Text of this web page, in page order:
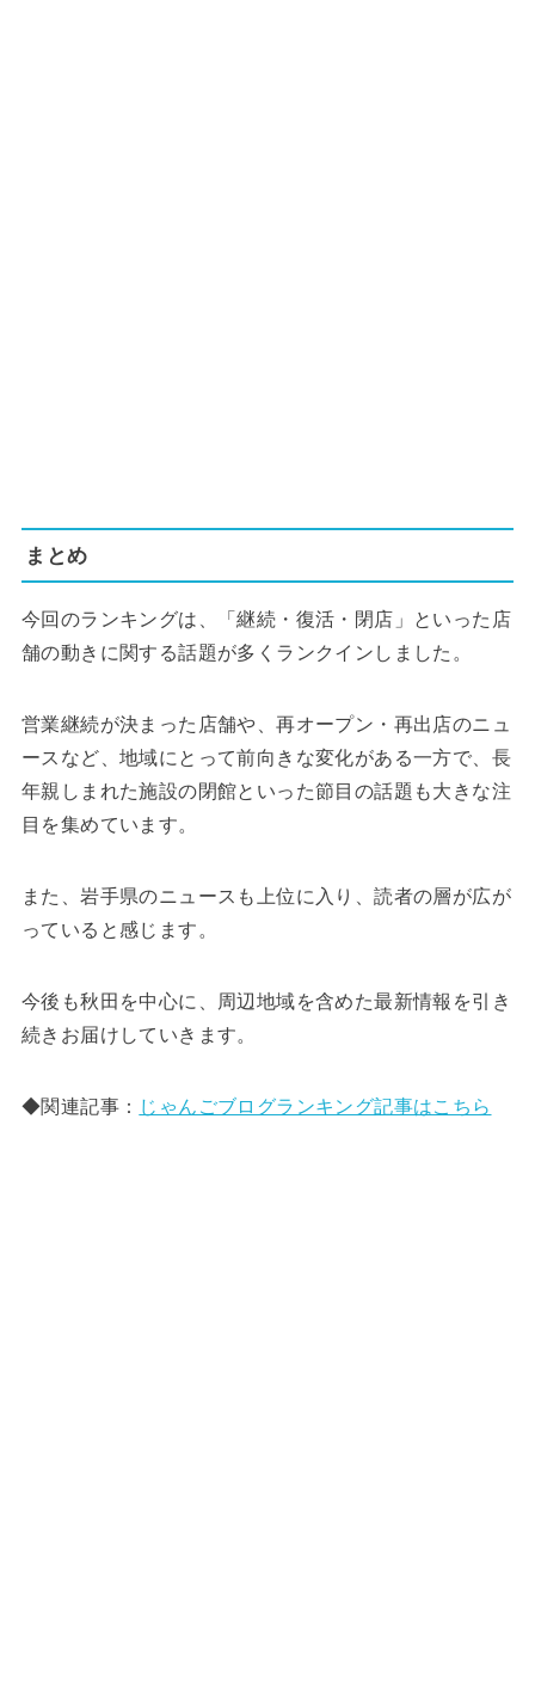
まとめ
今回のランキングは、「継続・復活・閉店」といった店
舗の動きに関する話題が多くランクインしました。
営業継続が決まった店舗や、再オープン・再出店のニュ
ースなど、地域にとって前向きな変化がある一方で、長
年親しまれた施設の閉館といった節目の話題も大きな注
目を集めています。
また、岩手県のニュースも上位に入り、読者の層が広が
っていると感じます。
今後も秋田を中心に、周辺地域を含めた最新情報を引き
続きお届けしていきます。
◆関連記事： じゃんごブログランキング記事はこちら